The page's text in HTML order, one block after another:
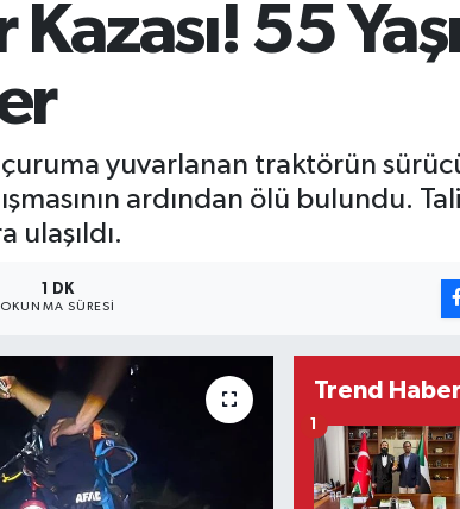
55
yuvarlanan traktörün
ardından ölü bulundu.
ulaşıldı.
1 DK
OKUNMA SÜRESI
Trend
1